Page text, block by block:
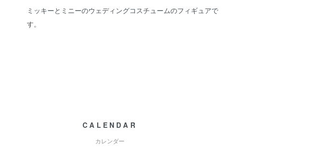
ミッキーとミニーのウェディングコスチュームのフィギュアで
す。
CALENDAR
カレンダー